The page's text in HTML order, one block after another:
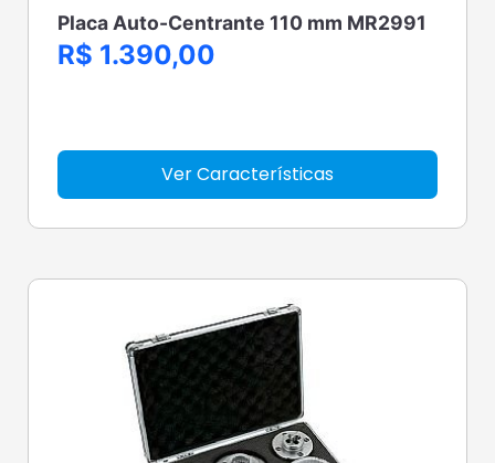
Placa Auto-Centrante 110 mm MR2991
R$ 1.390,00
Ver Características